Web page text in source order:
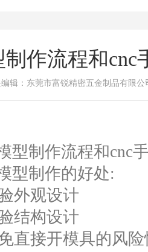
制作流程和
辑：东莞市富锐精密五金制品有限公
制作流程和cnc
制作的好处:
观设计
构设计
接开模具的风险